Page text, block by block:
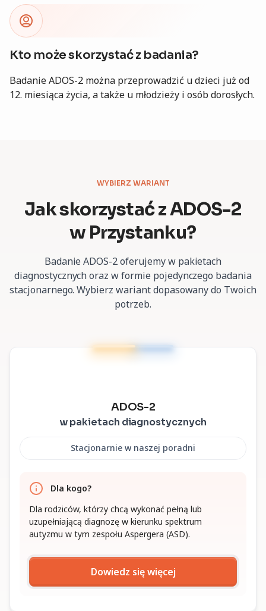
Kto może skorzystać z badania?
Badanie ADOS-2 można przeprowadzić u dzieci już od
12. miesiąca życia, a także u młodzieży i osób dorosłych.
WYBIERZ WARIANT
Jak skorzystać zADOS-2
w Przystanku?
Badanie ADOS-2 oferujemy w pakietach
diagnostycznych oraz w formie pojedynczego badania
stacjonarnego. Wybierz wariant dopasowany do Twoich
potrzeb.
ADOS-2
w pakietach diagnostycznych
Stacjonarnie w naszej poradni
Dla kogo?
Dla rodziców, którzy chcą wykonać pełną lub
uzupełniającą diagnozę w kierunku spektrum
autyzmu w tym zespołu Aspergera (ASD).
Dowiedz się więcej